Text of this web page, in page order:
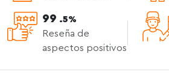
99 .5%
Reseña de
aspectos positivos